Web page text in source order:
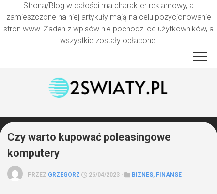
Strona/Blog w całości ma charakter reklamowy, a
zamieszczone na niej artykuły mają na celu pozycjonowanie
stron www. Żaden z wpisów nie pochodzi od użytkowników, a
wszystkie zostały opłacone.
Czy warto kupować poleasingowe
komputery
PRZEZ GRZEGORZ 26/04/2023 · BIZNES, FINANSE